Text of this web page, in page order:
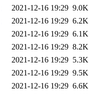
2021-12-16 19:29 9.0K
2021-12-16 19:29 6.2K
2021-12-16 19:29 6.1K
2021-12-16 19:29 8.2K
2021-12-16 19:29 5.3K
2021-12-16 19:29 9.5K
2021-12-16 19:29 6.6K